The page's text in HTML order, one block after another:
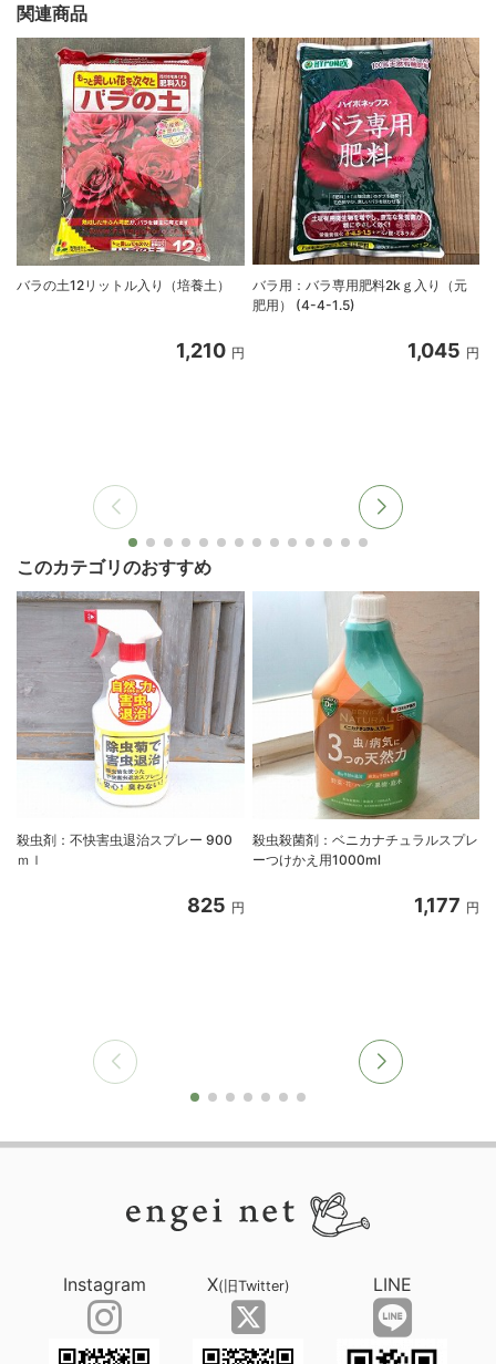
関連商品
バラの土12リットル入り（培養土）
1,210 円
バラ用：バラ専用肥料2kｇ入り（元
肥用） (4-4-1.5)
1,045 円
このカテゴリのおすすめ
殺虫剤：不快害虫退治スプレー 900
ｍｌ
825 円
殺虫殺菌剤：ベニカナチュラルスプレ
ーつけかえ用1000ml
1,177 円
Instagram X(旧Twitter) LINE